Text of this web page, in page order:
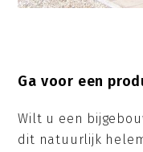
Ga voor een
Wilt u een
dit natuurlijk